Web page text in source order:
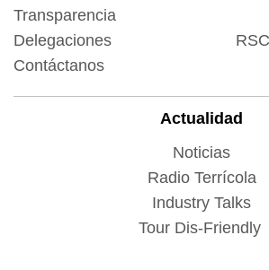
Transparencia
Delegaciones
Contáctanos
Actualidad
Noticias
Radio Terrícola
Industry Talks
Tour Dis-Friendly